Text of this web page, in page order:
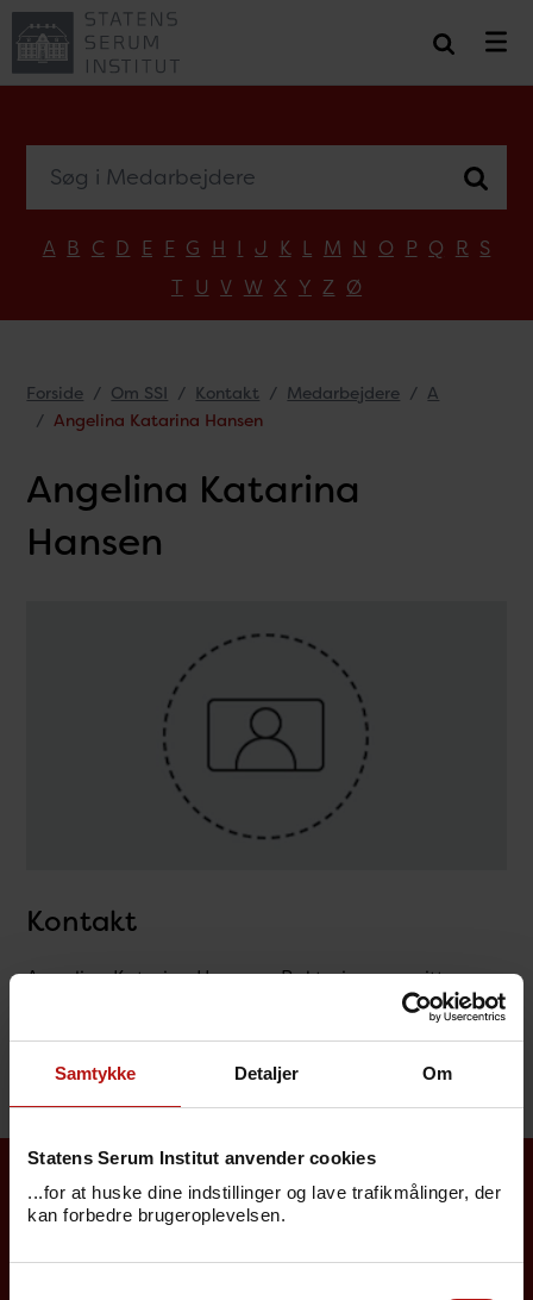
Samtykke Detaljer Om
Statens Serum Institut anvender cookies
...for at huske dine indstillinger og lave trafikmålinger, der
kan forbedre brugeroplevelsen.
A B C D E F G H I J K L M N O P Q R S
T U V W X Y Z Ø
Forside Om SSI Kontakt Medarbejdere
A
Angelina Katarina Hansen
Angelina Katarina
Hansen
Kontakt
Angelina Katarina Hansen , Bakterier, parasitter og
T. 32683452 @. yoaha@ssi.dk
Borgere